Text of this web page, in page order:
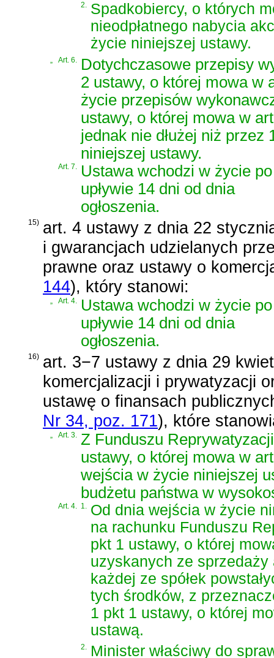
2. Spadkobiercy, o których
nieodpłatnego nabycia
życie niniejszej ustawy.
„ Art. 6. Dotychczasowe przepisy
2 ustawy, o której mowa w
życie przepisów
ustawy, o której mowa w
jednak nie dłużej niż
niniejszej ustawy.
Art. 7. Ustawa wchodzi w życie po
upływie 14 dni od dnia
ogłoszenia.
15) art. 4 ustawy z dnia 22
i gwarancjach udzielanych
prawne oraz ustawy o
144), który stanowi:
„ Art. 4. Ustawa wchodzi w życie po
upływie 14 dni od dnia
ogłoszenia.
16) art. 3−7 ustawy z dnia 29
komercjalizacji i prywatyzacji
ustawę o finansach
Nr 34, poz. 171), które
Art. 3.
Z Funduszu
ustawy, o której mowa w
wejścia w życie niniejszej
budżetu państwa w
Art. 4. 1.
Od dnia wejścia w życie
na rachunku Funduszu
pkt 1 ustawy, o której
uzyskanych ze
każdej ze spółek
tych środków, z
1 pkt 1 ustawy, o której
ustawą.
2. Minister właściwy do